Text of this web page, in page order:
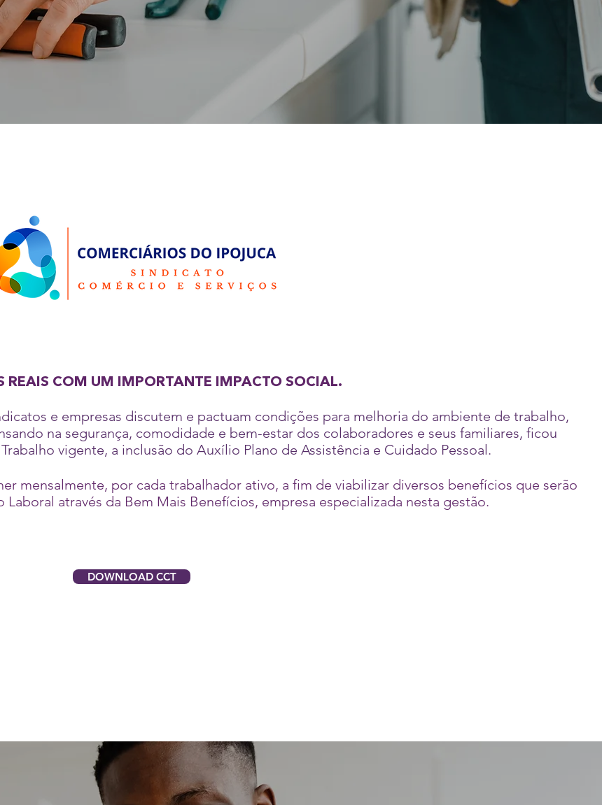
REAIS COM UM IMPORTANTE IMPACTO SOCIAL.
e empresas discutem e pactuam condições para melhoria do ambiente de trabalho,
na segurança, comodidade e bem-estar dos colaboradores e seus familiares, ficou
vigente, a inclusão do Auxílio Plano de Assistência e Cuidado Pessoal.
mensalmente, por cada trabalhador ativo, a fim de viabilizar diversos benefícios que serão
através da Bem Mais Benefícios, empresa especializada nesta gestão.
DOWNLOAD CCT